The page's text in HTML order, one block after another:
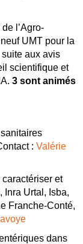
l’Agro-
UMT pour la
aux avis
scientifique et
3 sont animés
: Valérie
et
Inra Urtal, Isba,
Franche-Conté,
dans